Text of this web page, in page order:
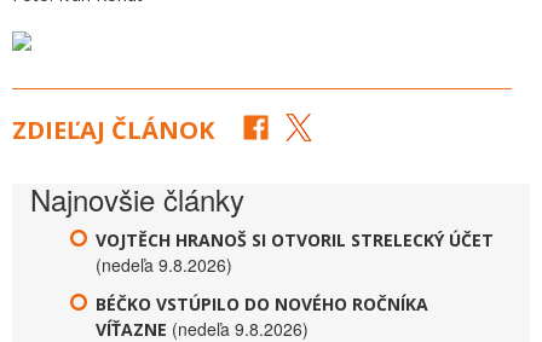
ZDIEĽAJ ČLÁNOK
Najnovšie články
VOJTĚCH HRANOŠ SI OTVORIL STRELECKÝ ÚČET
(nedeľa 9.8.2026)
BÉČKO VSTÚPILO DO NOVÉHO ROČNÍKA
VÍŤAZNE (nedeľa 9.8.2026)